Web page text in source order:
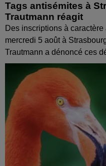
Tags antisémites à
Trautmann réagit
Des inscriptions à
mercredi 5 août à
Trautmann a dénoncé ces